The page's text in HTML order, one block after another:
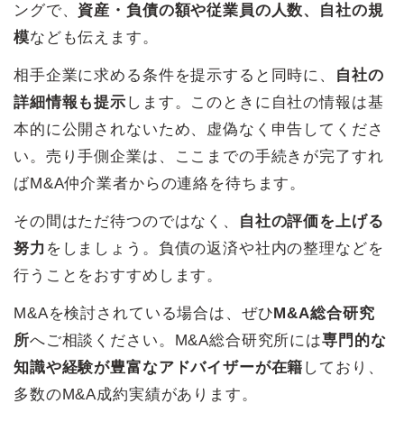
ングで、 資産・負債の額や従業員の人数、自社の規
模なども伝えます。
相手企業に求める条件を提示すると同時に、
自社の
詳細情報も提示 します。このときに自社の情報は基
本的に公開されないため、虚偽なく申告してくださ
い。売り手側企業は、ここまでの手続きが完了すれ
ばM&A仲介業者からの連絡を待ちます。
その間はただ待つのではなく、
自社の評価を上げる
努力 をしましょう。負債の返済や社内の整理などを
行うことをおすすめします。
M&Aを検討されている場合は、ぜひM&A総合研究
所へご相談ください。M&A総合研究所には専門的な
知識や経験が豊富なアドバイザーが在籍 しており、
多数のM&A成約実績があります。